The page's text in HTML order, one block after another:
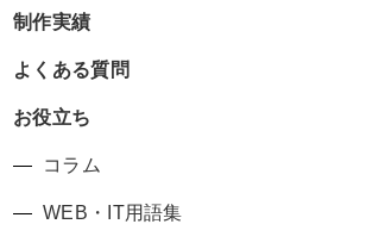
制作実績
よくある質問
お役立ち
コラム
WEB・IT用語集